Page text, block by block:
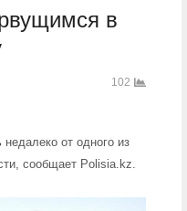
в
102
от одного из
сообщает Polisia.kz.